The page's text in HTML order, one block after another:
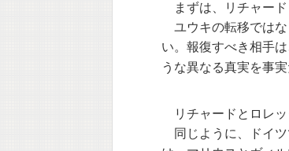
まずは、リチャード
ユウキの転移ではな
い。報復すべき相手
うな異なる真実を事
リチャードとロレッ
同じように、ドイツ